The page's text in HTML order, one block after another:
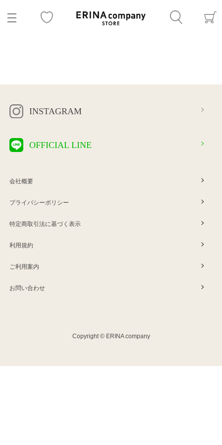
INSTAGRAM
OFFICIAL LINE
会社概要
プライバシーポリシー
特定商取引法に基づく表示
利用規約
ご利用案内
お問い合わせ
Copyright © ERINA company